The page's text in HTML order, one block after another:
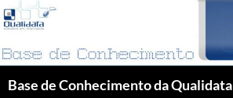
Pular
para
o
conteúdo
Base de Conhecimento da Qualidata